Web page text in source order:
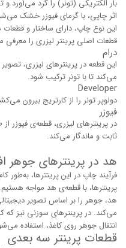
بار الکتریکی (تونر) را گرد
اثر چاپی، با گرمای فیوزر خشک
این نوع چاپ، دارای ساختار و
قطعات اصلی پرینتر لیزری را معرفی
درام
این قطعه در پرینترهای لیزری،
می‌کند تا با تونر ترکیب شود.
Developer
دولوپر تونر را از کارتریج بیرون
فیوزر
در پرینترهای لیزری، قطعه‌ی فیوزر
ثابت و ماندگار می‌کند.
هد در پرینترهای جوهر
فرآیند چاپ در این پرینترها، به‌طور
پرینترها، با قطعه‌ی هد مواجه
هد، جوهر را بر اساس تصویر
می‌کند. در پرینترهای سوزنی نیز که
انتقال جوهر روی کاغذ، استفاده
قطعات پرینتر سه بعدی